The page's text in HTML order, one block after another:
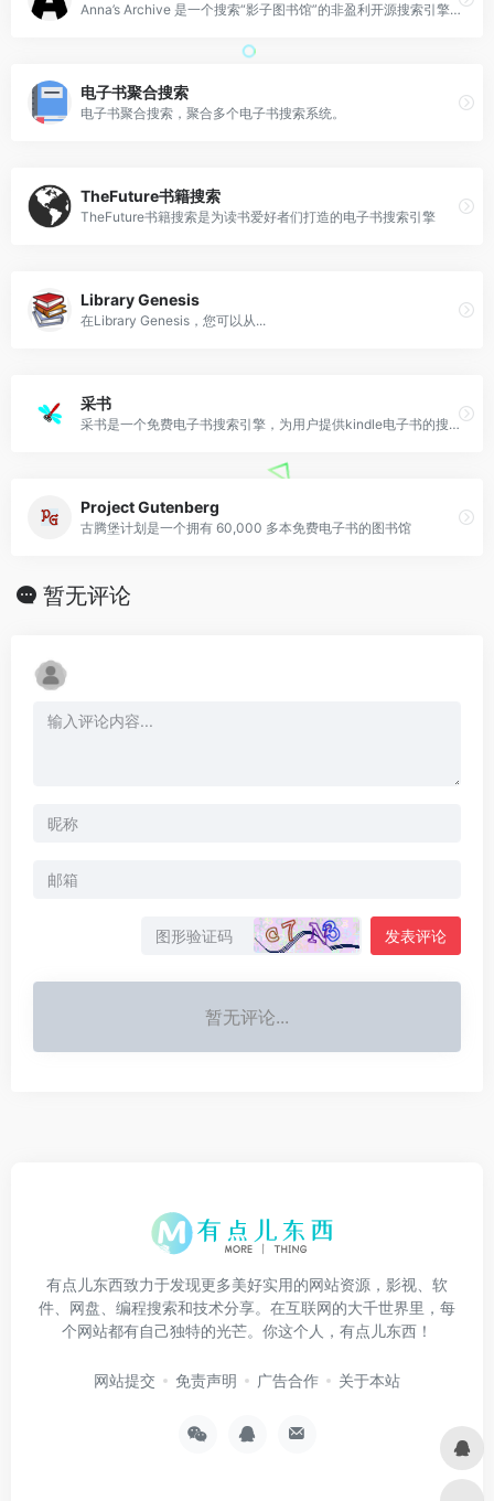
Anna’s Archive 是一个搜索“影子图书馆”的非盈利开源搜索引擎，由 Anna 建立。她维护了 Pirate Library Mirror，这是影子图书馆 Z-Library 的一个备份站点。创始人认为需要有一个中心化的平台来搜索书籍、论文、漫画、杂志和其他文件。
电子书聚合搜索
电子书聚合搜索，聚合多个电子书搜索系统。
TheFuture书籍搜索
TheFuture书籍搜索是为读书爱好者们打造的电子书搜索引擎
Library Genesis
在Library Genesis，您可以从...
采书
采书是一个免费电子书搜索引擎，为用户提供kindle电子书的搜索服务。
Project Gutenberg
古腾堡计划是一个拥有 60,000 多本免费电子书的图书馆
暂无评论
发表评论
暂无评论...
有点儿东西致力于发现更多美好实用的网站资源，影视、软
件、网盘、编程搜索和技术分享。在互联网的大千世界里，每
个网站都有自己独特的光芒。你这个人，有点儿东西！
网站提交 免责声明 广告合作 关于本站